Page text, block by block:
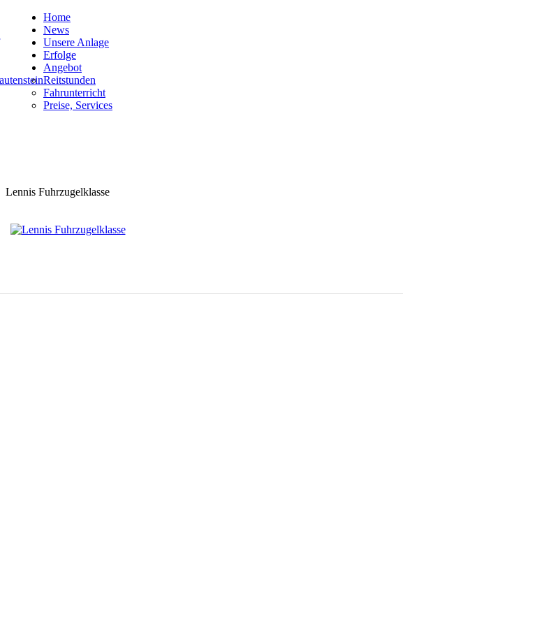
Home
News
Unsere Anlage
Erfolge
Angebot
Reitstunden
Fahrunterricht
Preise, Services
Lennis Fuhrzugelklasse